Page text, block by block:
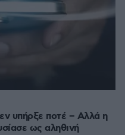
υπήρξε ποτέ – Αλλά η
ως αληθινή